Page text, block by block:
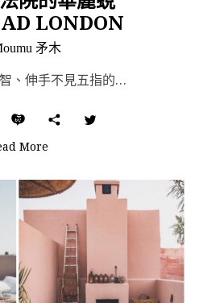
LONDON
矛木
陰鬱而偏執地理智、伸手不見五指的煤灰霧氣，吸吐間留存在肺泡裡——工業革命時期的倫敦形象，就如同開膛手...
More